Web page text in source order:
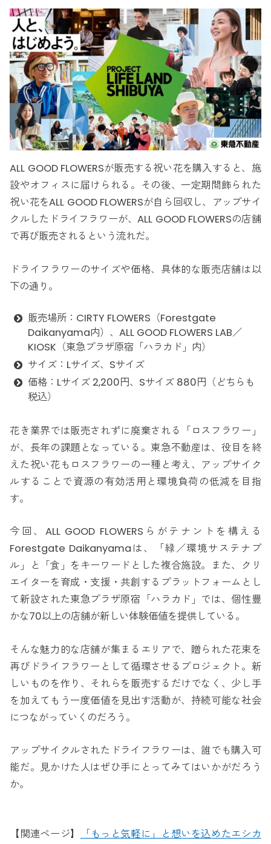
ALL GOOD FLOWERSが販売する祝い花を購入すると、施
設やオフィスに届けられる。その後、一定期間飾られた
祝い花をALL GOOD FLOWERSが自ら回収し、アップサイ
クルしたドライフラワーが、ALL GOOD FLOWERSの店舗
で再び販売されるという流れだ。
ドライフラワーのサイズや価格、具体的な販売店舗は以
下の通り。
販売場所：CIRTY FLOWERS（Forestgate
Daikanyama内）、ALL GOOD FLOWERS LAB／
KIOSK（東急プラザ原宿「ハラカド」内）
サイズ：Lサイズ、Sサイズ
価格：Lサイズ 2,200円、Sサイズ 880円（どちらも
税込）
花き業界では販売されずに廃棄される「ロスフラワー」
が、長年の課題となっている。東急不動産は、役目を終
えた祝い花もロスフラワーの一種と考え、アップサイク
ルすることで資源の有効活用と環境負荷の低減を目指
す。
今回、ALL GOOD FLOWERSらがテナントを構える
Forestgate Daikanyamaは、「緑／環境サステナブ
ル」と「食」をキーワードとした複合施設。また、クリ
エイターを育成・支援・共創するプラットフォームとし
て新設された東急プラザ原宿「ハラカド」では、個性豊
かな70以上の店舗が新しい体験価値を提供している。
そんな魅力的な店舗が集まるエリアで、贈られた花束を
再びドライフラワーとして循環させるプロジェクト。新
しいものを作り、それらを販売するだけでなく、少し手
を加えてもう一度価値を見出す活動が、持続可能な社会
につながっていくのだろう。
アップサイクルされたドライフラワーは、誰でも購入可
能だ。見かけた人はぜひ手にとってみてはいかがだろう
か。
【関連ページ】 「もっと気軽に」と想いを込めたエシカ